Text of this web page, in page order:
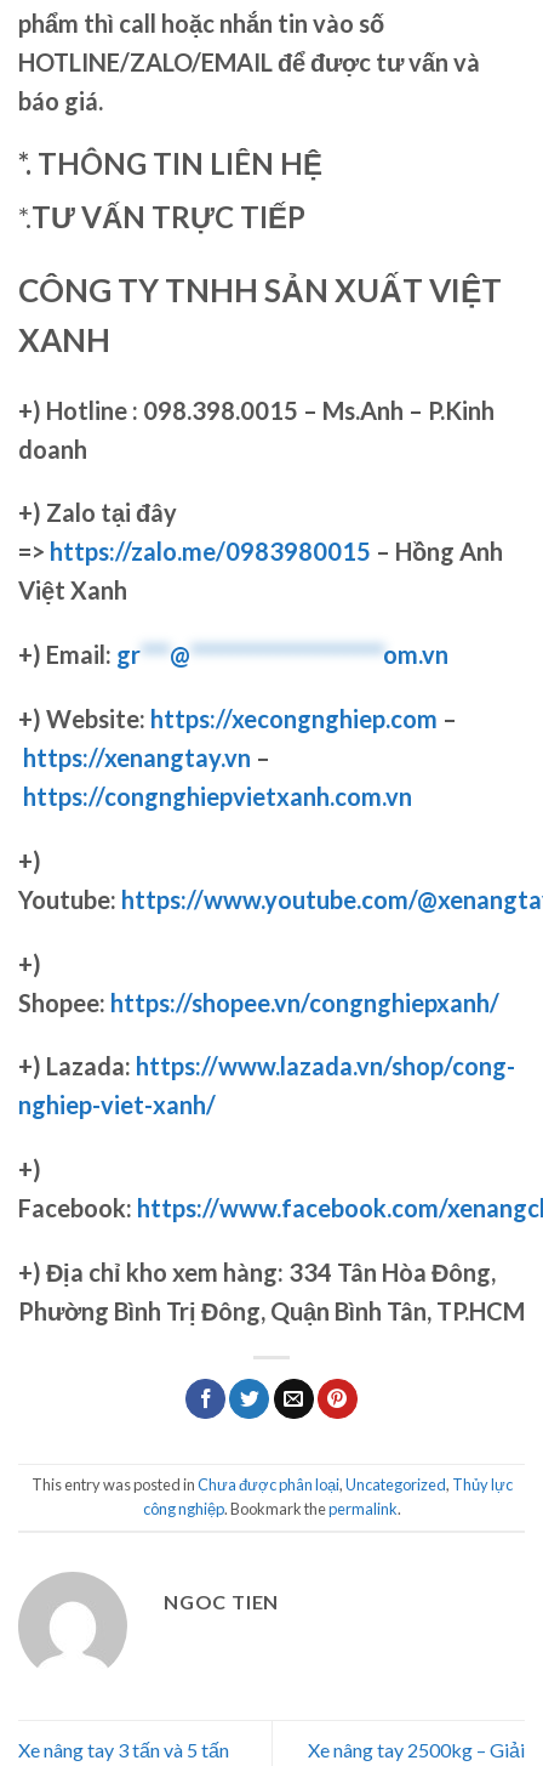
phẩm thì call hoặc nhắn tin vào số
HOTLINE/ZALO/EMAIL để được tư vấn và
báo giá.
*. THÔNG TIN LIÊN HỆ
*.TƯ VẤN TRỰC TIẾP
CÔNG TY TNHH SẢN XUẤT VIỆT
XANH
+) Hotline : 098.398.0015 – Ms.Anh – P.Kinh
doanh
+) Zalo tại đây
=> https://zalo.me/0983980015 – Hồng Anh
Việt Xanh
+) Email: gr***@********************om.vn
+) Website: https://xecongnghiep.com –
https://xenangtay.vn –
https://congnghiepvietxanh.com.vn
+)
Youtube: https://www.youtube.com/
+)
Shopee: https://shopee.vn/congnghiepxanh/
+) Lazada: https://www.lazada.vn/shop/cong-
nghiep-viet-xanh/
+)
Facebook: https://www.facebook.com/
+) Địa chỉ kho xem hàng: 334 Tân Hòa Đông,
Phường Bình Trị Đông, Quận Bình Tân, TP.HCM
This entry was posted inChưa được phân loại,Uncategorized, Thủy lực
công nghiệp. Bookmark thepermalink.
NGOC TIEN
Xe nâng tay 3 tấn và 5 tấn Xe nâng tay 2500kg – Giải